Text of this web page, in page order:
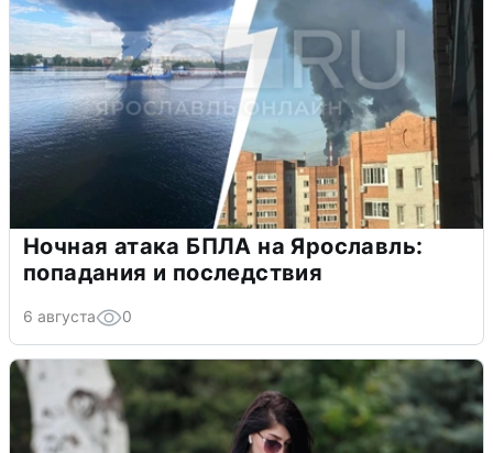
Ночная атака БПЛА на Ярославль:
попадания и последствия
6 августа 0